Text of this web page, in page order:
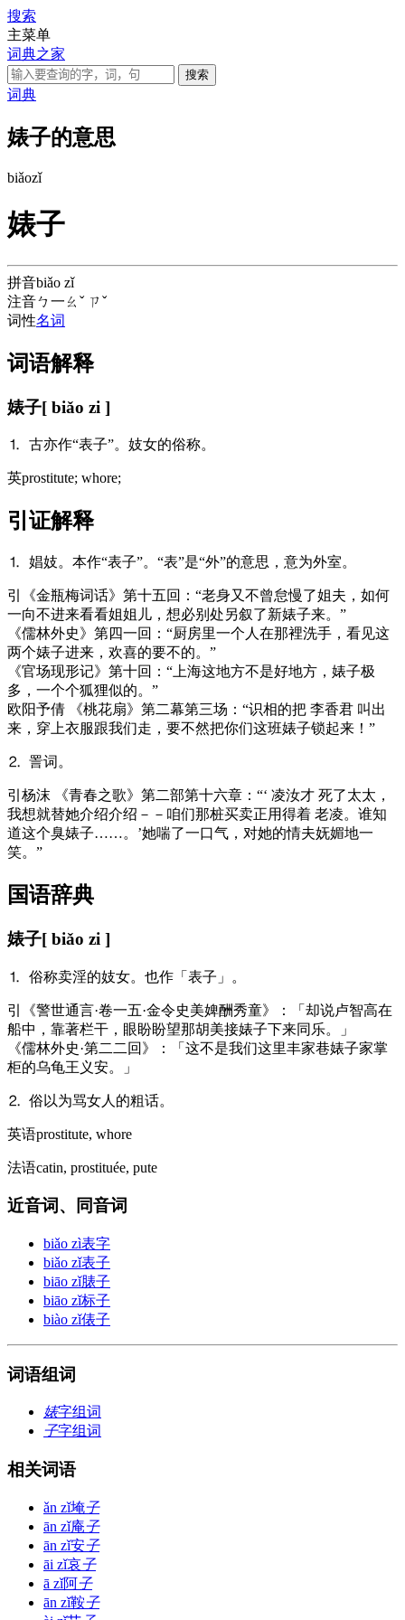
搜索
主菜单
词典之家
词典
婊子的意思
biǎozǐ
婊子
拼音biǎo zǐ
注音ㄅ一ㄠˇ ㄗˇ
词性名词
词语解释
婊子[ biǎo zi ]
⒈ 古亦作“表子”。妓女的俗称。
英prostitute; whore;
引证解释
⒈ 娼妓。本作“表子”。“表”是“外”的意思，意为外室。
引
《金瓶梅词话》第十五回：“老身又不曾怠慢了姐夫，如何
一向不进来看看姐姐儿，想必别处另叙了新婊子来。”
《儒林外史》第四一回：“厨房里一个人在那裡洗手，看见这
两个婊子进来，欢喜的要不的。”
《官场现形记》第十回：“上海这地方不是好地方，婊子极
多，一个个狐狸似的。”
欧阳予倩 《桃花扇》第二幕第三场：“识相的把 李香君 叫出
来，穿上衣服跟我们走，要不然把你们这班婊子锁起来！”
⒉ 詈词。
引 杨沫 《青春之歌》第二部第十六章：“‘ 凌汝才 死了太太，
我想就替她介绍介绍－－咱们那桩买卖正用得着 老凌。谁知
道这个臭婊子……。’她喘了一口气，对她的情夫妩媚地一
笑。”
国语辞典
婊子[ biǎo zi ]
⒈ 俗称卖淫的妓女。也作「表子」。
引
《警世通言·卷一五·金令史美婢酬秀童》：「却说卢智高在
船中，靠著栏干，眼盼盼望那胡美接婊子下来同乐。」
《儒林外史·第二二回》：「这不是我们这里丰家巷婊子家掌
柜的乌龟王义安。」
⒉ 俗以为骂女人的粗话。
英语prostitute, whore
法语catin, prostituée, pute
近音词、同音词
biǎo zì表字
biǎo zǐ表子
biāo zǐ脿子
biāo zǐ标子
biào zǐ俵子
词语组词
婊字组词
子字组词
相关词语
ǎn zǐ埯子
ān zǐ庵子
ān zǐ安子
āi zǐ哀子
ā zǐ阿子
ān zǐ鞍子